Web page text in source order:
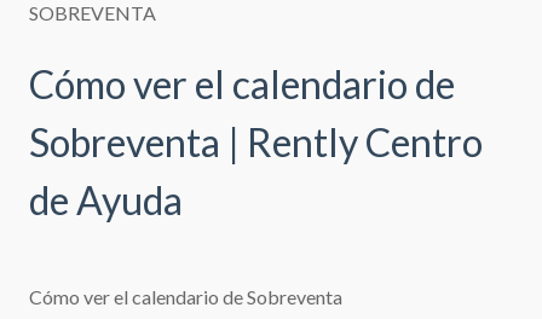
SOBREVENTA
Cómo ver el calendario de
Sobreventa | Rently Centro
de Ayuda
Cómo ver el calendario de Sobreventa